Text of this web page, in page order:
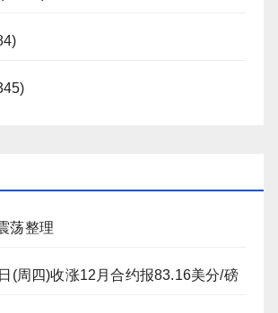
荡整理
(周四)收涨12月合约报83.16美分/磅